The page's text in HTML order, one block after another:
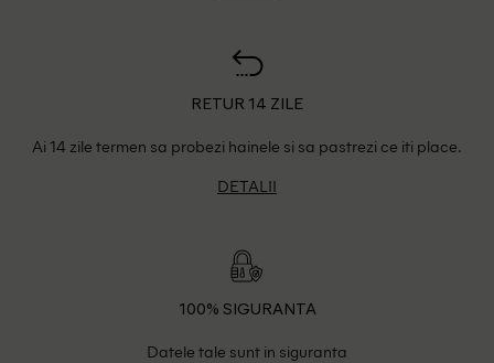
RETUR 14 ZILE
Ai 14 zile termen sa probezi hainele si sa pastrezi ce iti place.
DETALII
100% SIGURANTA
Datele tale sunt in siguranta